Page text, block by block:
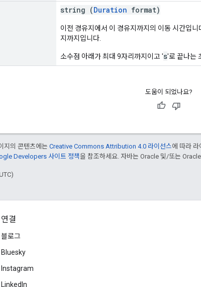
string (Duration format)
이전 경유지에서 이 경유지까지의 이동 시간입
지까지입니다.
소수점 아래가 최대 9자리까지이고 's'로 끝나는
도움이 되었나요?
지의 콘텐츠에는 Creative Commons Attribution 4.0 라이선스에 따라
Developers 사이트 정책을 참조하세요. 자바는 Oracle 및/또는
연결
블로그
Bluesky
Instagram
LinkedIn